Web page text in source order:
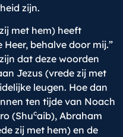
zijn.
met hem) heeft
behalve door mij.”
dat deze woorden
Jezus (vrede zij met
leugen. Hoe dan
ten tijde van Noach
(Shucaib), Abraham
zij met hem) en de